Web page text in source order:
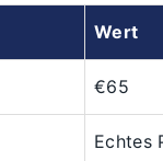
Wert
€65
Echtes